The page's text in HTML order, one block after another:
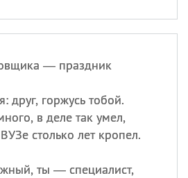
— праздник
друг, горжусь тобой.
в деле так умел,
столько лет кропел.
ты — специалист,